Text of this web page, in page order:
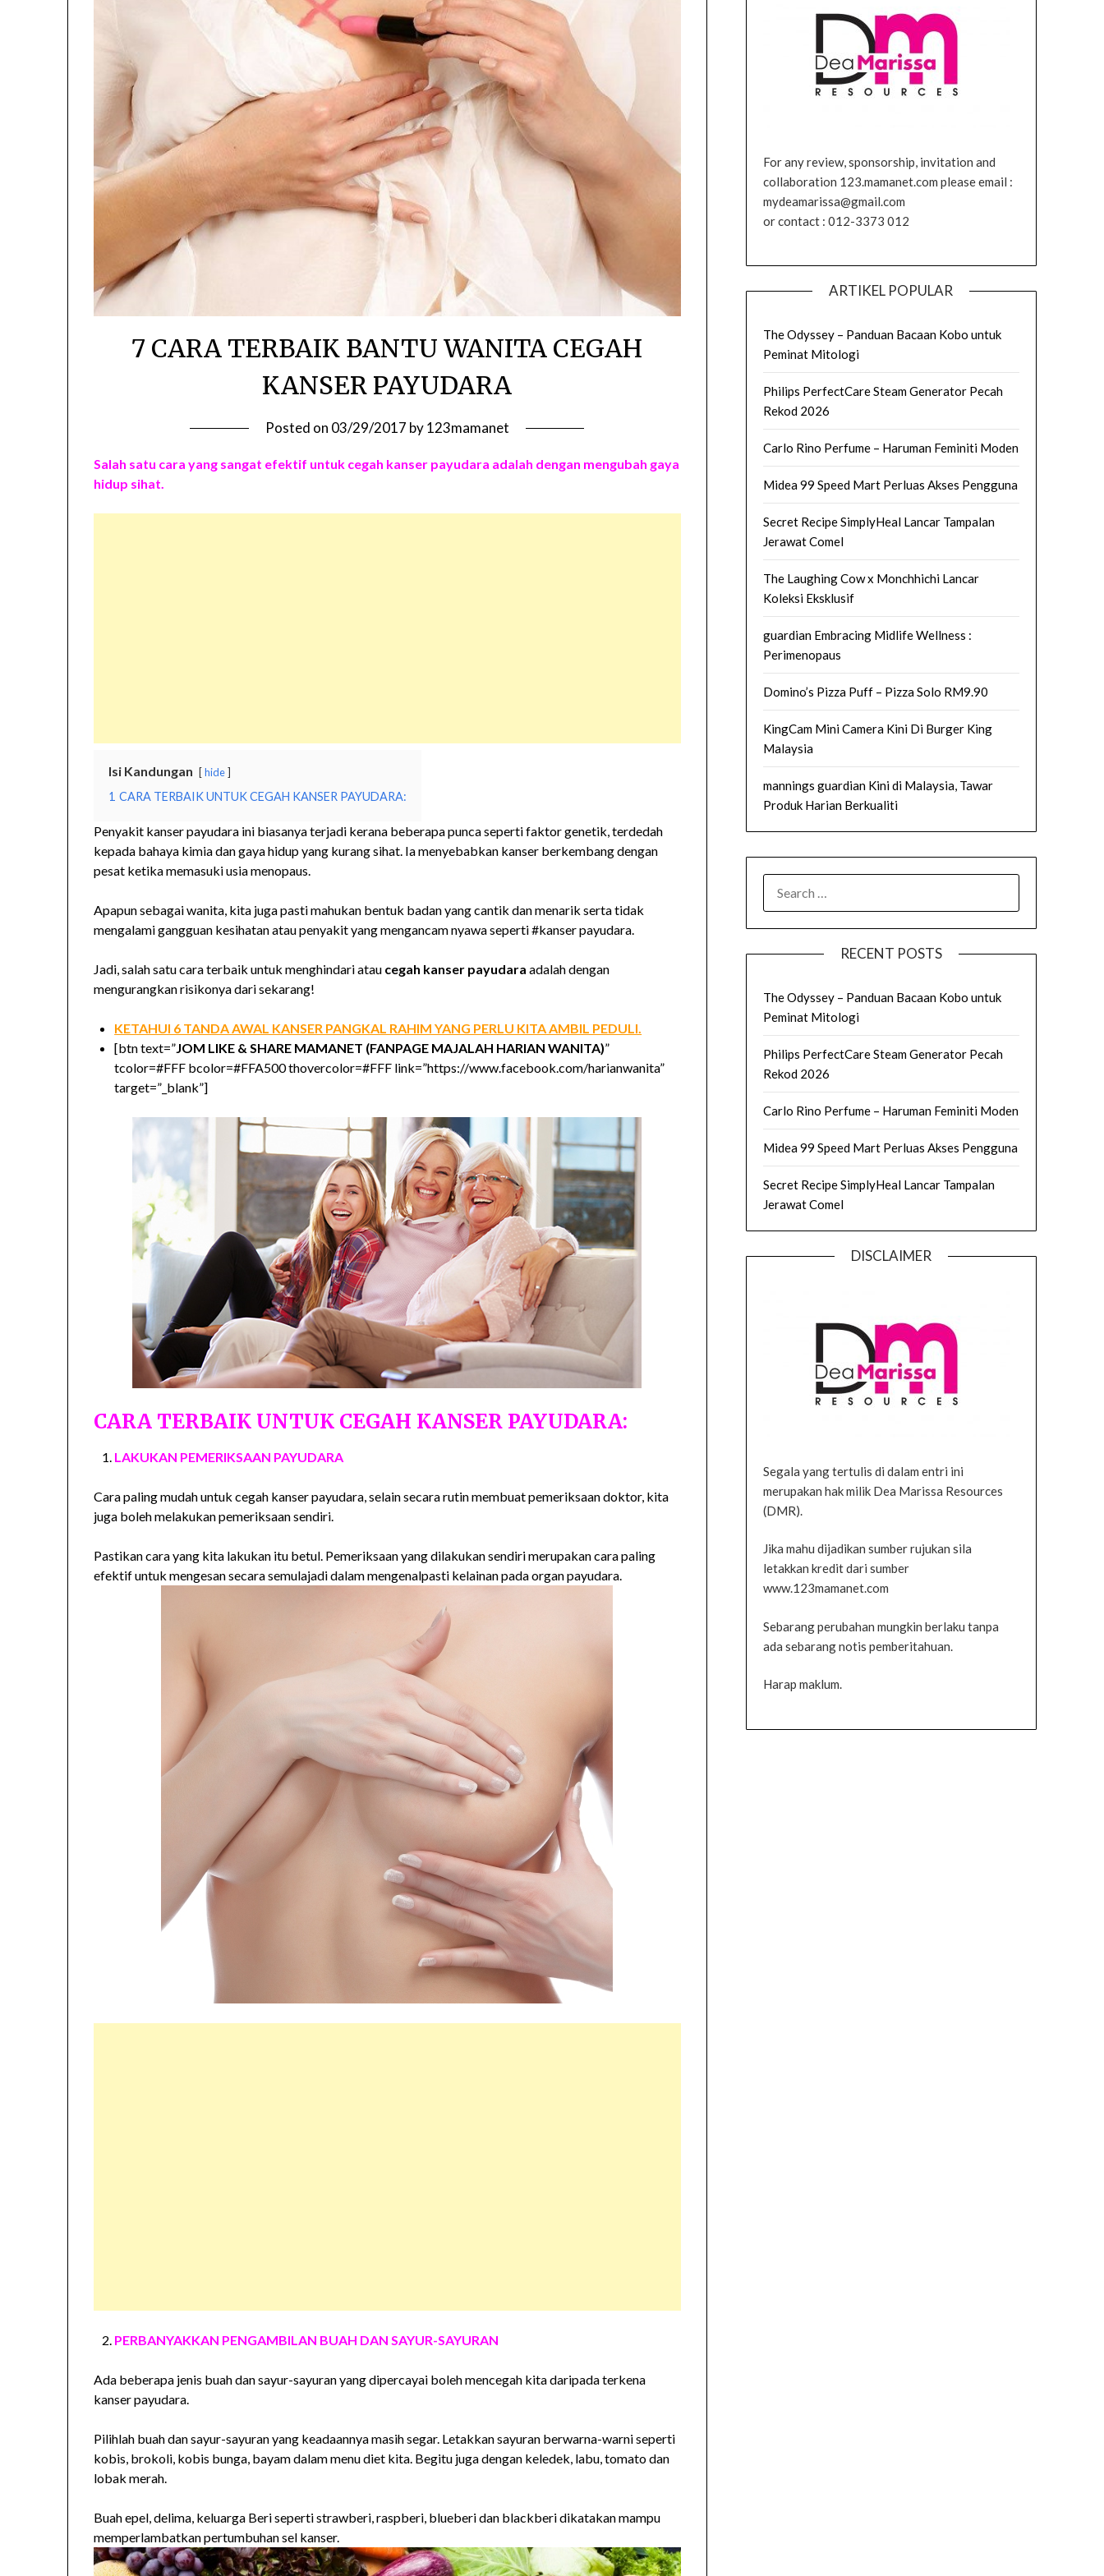
7 CARA TERBAIK BANTU WANITA CEGAH
KANSER PAYUDARA
Posted on 03/29/2017 by123mamanet
Salah satu cara yang sangat efektif untuk cegah kanser payudara adalah dengan mengubah gaya
hidup sihat.
Isi Kandungan hide
1 CARA TERBAIK UNTUK CEGAH KANSER PAYUDARA:
Penyakit kanser payudara ini biasanya terjadi kerana beberapa punca seperti faktor genetik, terdedah
kepada bahaya kimia dan gaya hidup yang kurang sihat. Ia menyebabkan kanser berkembang dengan
pesat ketika memasuki usia menopaus.
Apapun sebagai wanita, kita juga pasti mahukan bentuk badan yang cantik dan menarik serta tidak
mengalami gangguan kesihatan atau penyakit yang mengancam nyawa seperti #kanser payudara.
Jadi, salah satu cara terbaik untuk menghindari atau cegah kanser payudara adalah dengan
mengurangkan risikonya dari sekarang!
KETAHUI 6 TANDA AWAL KANSER PANGKAL RAHIM YANG PERLU KITA AMBIL PEDULI.
[btn text=”JOM LIKE & SHARE MAMANET (FANPAGE MAJALAH HARIAN WANITA)”
tcolor=#FFF bcolor=#FFA500 thovercolor=#FFF link=”https://www.facebook.com/harianwanita”
target=”_blank”]
CARA TERBAIK UNTUK CEGAH KANSER PAYUDARA:
LAKUKAN PEMERIKSAAN PAYUDARA
Cara paling mudah untuk cegah kanser payudara, selain secara rutin membuat pemeriksaan doktor, kita
juga boleh melakukan pemeriksaan sendiri.
Pastikan cara yang kita lakukan itu betul. Pemeriksaan yang dilakukan sendiri merupakan cara paling
efektif untuk mengesan secara semulajadi dalam mengenalpasti kelainan pada organ payudara.
PERBANYAKKAN PENGAMBILAN BUAH DAN SAYUR-SAYURAN
Ada beberapa jenis buah dan sayur-sayuran yang dipercayai boleh mencegah kita daripada terkena
kanser payudara.
Pilihlah buah dan sayur-sayuran yang keadaannya masih segar. Letakkan sayuran berwarna-warni seperti
kobis, brokoli, kobis bunga, bayam dalam menu diet kita. Begitu juga dengan keledek, labu, tomato dan
lobak merah.
Buah epel, delima, keluarga Beri seperti strawberi, raspberi, blueberi dan blackberi dikatakan mampu
memperlambatkan pertumbuhan sel kanser.
For any review, sponsorship, invitation and
collaboration 123.mamanet.com please email :
mydeamarissa@gmail.com
or contact : 012-3373 012
ARTIKEL POPULAR
The Odyssey – Panduan Bacaan Kobo untuk
Peminat Mitologi
Philips PerfectCare Steam Generator Pecah
Rekod 2026
Carlo Rino Perfume – Haruman Feminiti Moden
Midea 99 Speed Mart Perluas Akses Pengguna
Secret Recipe SimplyHeal Lancar Tampalan
Jerawat Comel
The Laughing Cow x Monchhichi Lancar
Koleksi Eksklusif
guardian Embracing Midlife Wellness :
Perimenopaus
Domino’s Pizza Puff – Pizza Solo RM9.90
KingCam Mini Camera Kini Di Burger King
Malaysia
mannings guardian Kini di Malaysia, Tawar
Produk Harian Berkualiti
FOR:
RECENT POSTS
The Odyssey – Panduan Bacaan Kobo untuk
Peminat Mitologi
Philips PerfectCare Steam Generator Pecah
Rekod 2026
Carlo Rino Perfume – Haruman Feminiti Moden
Midea 99 Speed Mart Perluas Akses Pengguna
Secret Recipe SimplyHeal Lancar Tampalan
Jerawat Comel
DISCLAIMER
Segala yang tertulis di dalam entri ini
merupakan hak milik Dea Marissa Resources
(DMR).
Jika mahu dijadikan sumber rujukan sila
letakkan kredit dari sumber
www.123mamanet.com
Sebarang perubahan mungkin berlaku tanpa
ada sebarang notis pemberitahuan.
Harap maklum.